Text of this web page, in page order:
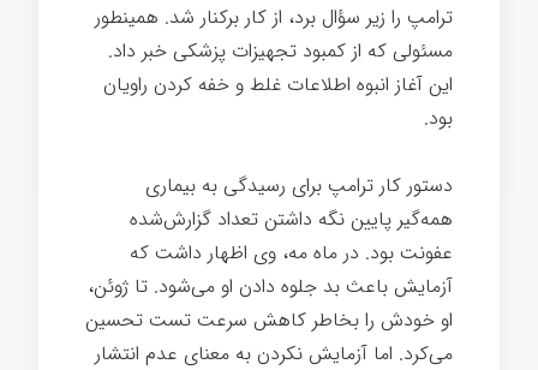
ترامپ را زیر سؤال برد، از کار برکنار شد. همینطور
مسئولی که از کمبود تجهیزات پزشکی خبر داد.
این آغاز انبوه اطلاعات غلط و خفه کردن راویان
بود.
دستور کار ترامپ برای رسیدگی به بیماری
همه‌گیر پایین نگه داشتن تعداد گزارش‌شده
عفونت بود. در ماه مه، وی اظهار داشت که
آزمایش باعث بد جلوه دادن او می‌شود. تا ژوئن،
او خودش را بخاطر کاهش سرعت تست تحسین
می‌کرد. اما آزمایش نکردن به معنای عدم انتشار